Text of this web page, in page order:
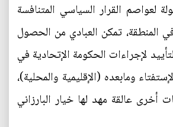
لعواصم القرار السياسي المتنافسة
المنطقة، تمكن العبادي من الحصول
لإجراءات الحكومة الإتحادية في
ومابعده (الإقليمية والمحلية)،
أخرى عالقة مهد لها خيار البارزاني